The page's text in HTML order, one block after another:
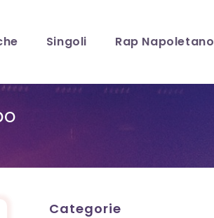
Singoli Rap Napoletano
Categorie